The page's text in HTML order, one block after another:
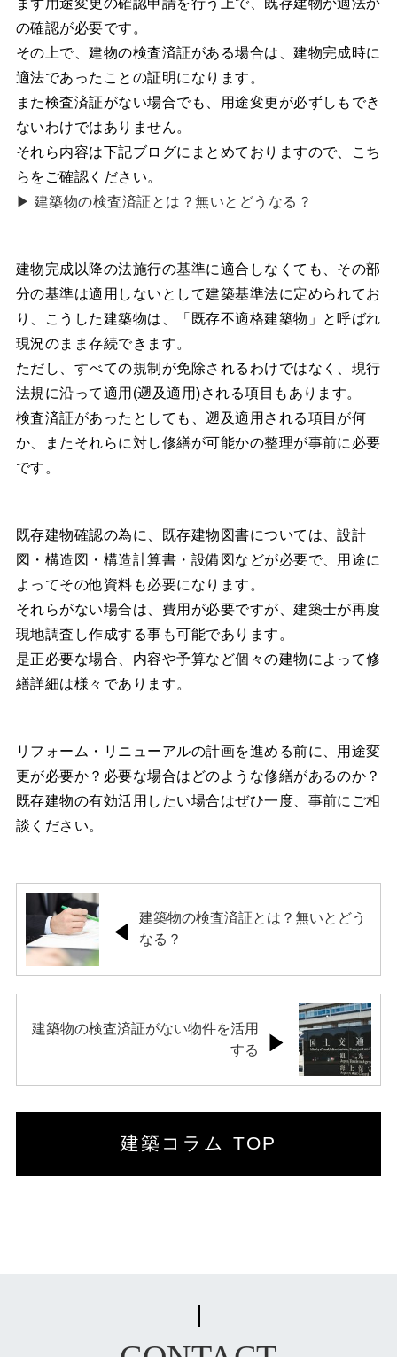
の確認が必要です。
その上で、建物の検査済証がある場合は、建物完成時に
適法であったことの証明になります。
また検査済証がない場合でも、用途変更が必ずしもでき
ないわけではありません。
それら内容は下記ブログにまとめておりますので、こち
らをご確認ください。
▶︎ 建築物の検査済証とは？無いとどうなる？
建物完成以降の法施行の基準に適合しなくても、その部
分の基準は適用しないとして建築基準法に定められてお
り、こうした建築物は、「既存不適格建築物」と呼ばれ
現況のまま存続できます。
ただし、すべての規制が免除されるわけではなく、現行
法規に沿って適用(遡及適用)される項目もあります。
検査済証があったとしても、遡及適用される項目が何
か、またそれらに対し修繕が可能かの整理が事前に必要
です。
既存建物確認の為に、既存建物図書については、設計
図・構造図・構造計算書・設備図などが必要で、用途に
よってその他資料も必要になります。
それらがない場合は、費用が必要ですが、建築士が再度
現地調査し作成する事も可能であります。
是正必要な場合、内容や予算など個々の建物によって修
繕詳細は様々であります。
リフォーム・リニューアルの計画を進める前に、用途変
更が必要か？必要な場合はどのような修繕があるのか？
既存建物の有効活用したい場合はぜひ一度、事前にご相
談ください。
建築物の検査済証とは？無いとどう
なる？
建築物の検査済証がない物件を活用
する
建築コラム TOP